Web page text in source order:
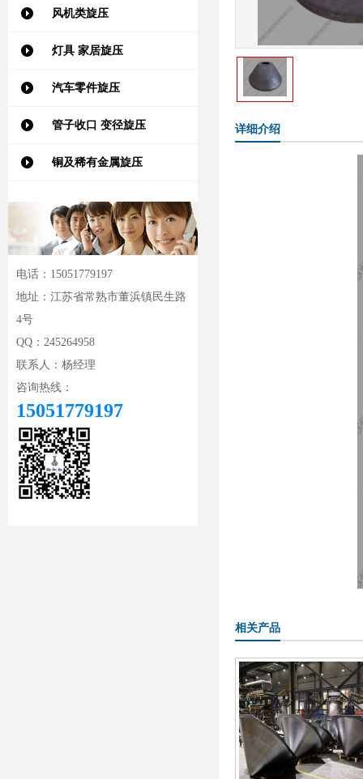
风机类旋压
灯具 家居旋压
汽车零件旋压
管子收口 变径旋压
铜及稀有金属旋压
电话：15051779197
地址：江苏省常熟市董浜镇民生路
4号
QQ：245264958
联系人：杨经理
咨询热线：
15051779197
详细介绍
相关产品